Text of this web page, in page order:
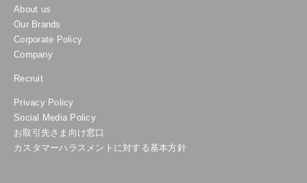
About us
Our Brands
Corporate Policy
Company
Recruit
Privacy Policy
Social Media Policy
お取引先さま向け窓口
カスタマーハラスメントに対する基本方針